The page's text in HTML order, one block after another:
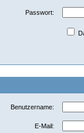
Passwort:
Benutzername:
E-Mail: